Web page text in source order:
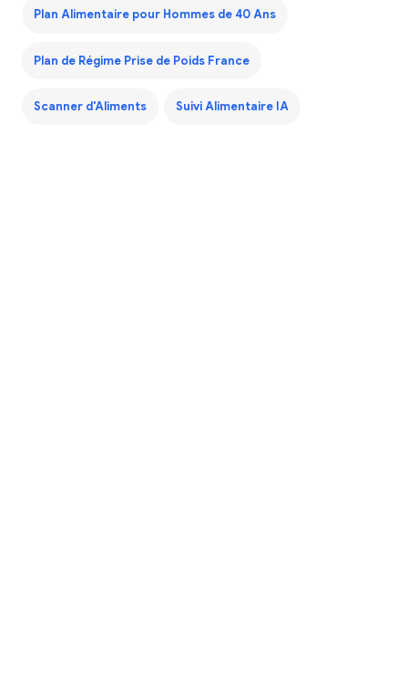
Plan Alimentaire pour Hommes de 40 Ans
Plan de Régime Prise de Poids France
Scanner d'Aliments Suivi Alimentaire IA